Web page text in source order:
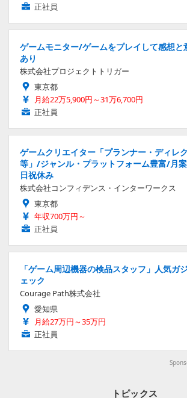
正社員
ゲームモニター/ゲームをプレイして感想
あり
株式会社プロジェクトトリガー
東京都
月給22万5,900円～31万6,700円
正社員
ゲームクリエイター「プランナー・ディレ
等」/ジャンル・プラットフォーム豊富/月
日祝休み
株式会社コンフィデンス・インターワークス
東京都
年収700万円～
正社員
「ゲーム周辺機器の検品スタッフ」人気ガ
ェック
Courage Path株式会社
愛知県
月給27万円～35万円
正社員
トピックス